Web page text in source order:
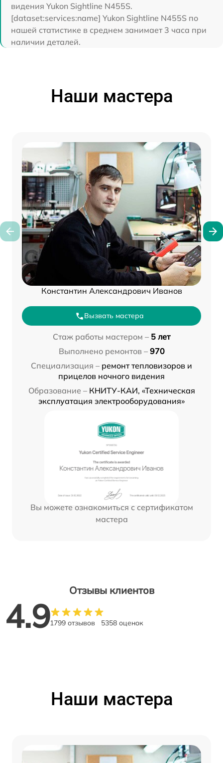
видения Yukon Sightline N455S.
[dataset:services:name] Yukon Sightline N455S по
нашей статистике в среднем занимает 3 часа при
наличии деталей.
Наши мастера
Константин Александрович Иванов
Вызвать мастера
Стаж работы мастером – 5 лет
Выполнено ремонтов – 970
Специализация – ремонт тепловизоров и
прицелов ночного видения
Образование – КНИТУ-КАИ, «Техническая
эксплуатация электрооборудования»
Вы можете ознакомиться с сертификатом
мастера
Отзывы клиентов
4.91799 отзывов 5358 оценок
Наши мастера